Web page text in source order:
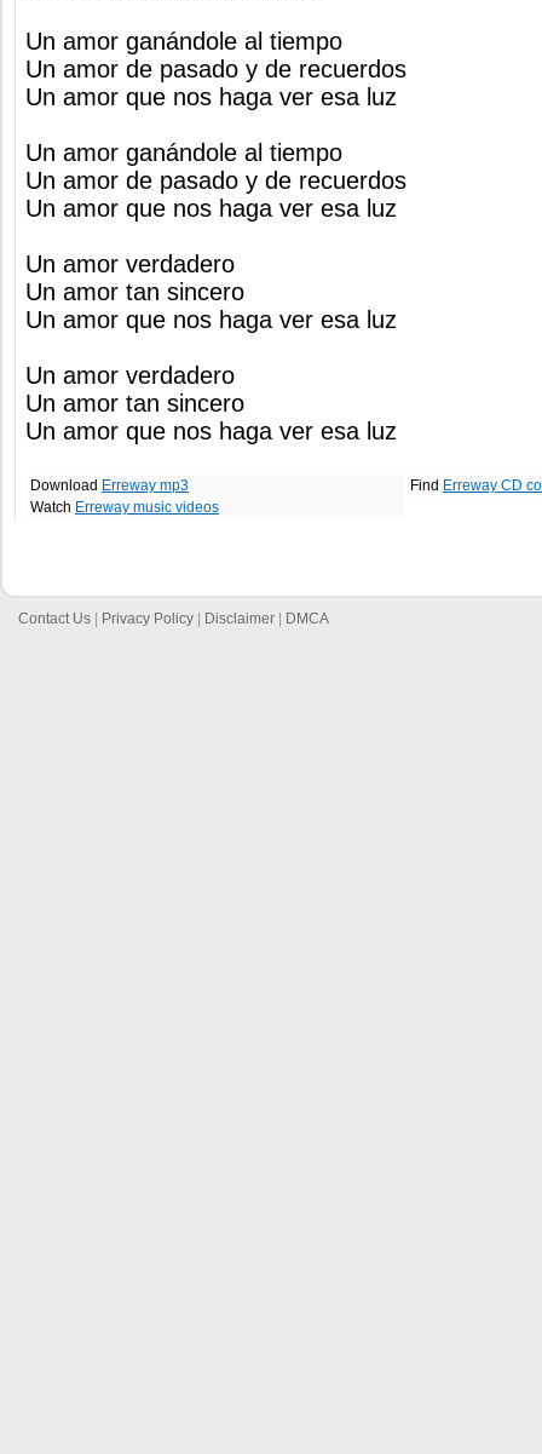
Un amor ganándole al tiempo
Un amor de pasado y de recuerdos
Un amor que nos haga ver esa luz
Un amor ganándole al tiempo
Un amor de pasado y de recuerdos
Un amor que nos haga ver esa luz
Un amor verdadero
Un amor tan sincero
Un amor que nos haga ver esa luz
Un amor verdadero
Un amor tan sincero
Un amor que nos haga ver esa luz
Download Erreway mp3
Watch Erreway music videos
Find Erreway CD
Contact Us Privacy Policy Disclaimer DMCA